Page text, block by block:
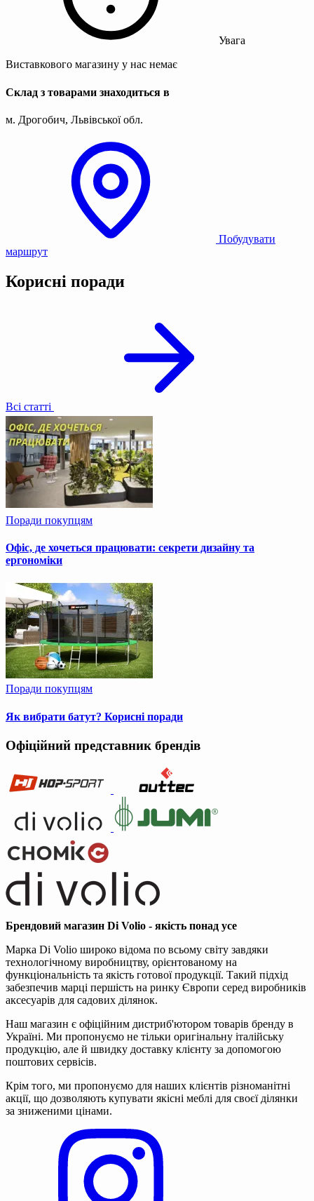
Увага
Виставкового магазину у нас немає
Склад з товарами знаходиться в
м. Дрогобич, Львівської обл.
Побудувати
маршрут
Корисні поради
Всі статті
Поради покупцям
Офіс, де хочеться працювати: секрети дизайну та
ергономіки
Поради покупцям
Як вибрати батут? Корисні поради
Офіційний представник брендів
Брендовий магазин Di Volio - якість понад усе
Марка Di Volio широко відома по всьому світу завдяки
технологічному виробництву, орієнтованому на
функціональність та якість готової продукції. Такий підхід
забезпечив марці першість на ринку Європи серед виробників
аксесуарів для садових ділянок.
Наш магазин є офіційним дистриб'ютором товарів бренду в
Україні. Ми пропонуємо не тільки оригінальну італійську
продукцію, але й швидку доставку клієнту за допомогою
поштових сервісів.
Крім того, ми пропонуємо для наших клієнтів різноманітні
акції, що дозволяють купувати якісні меблі для своєї ділянки
за зниженими цінами.